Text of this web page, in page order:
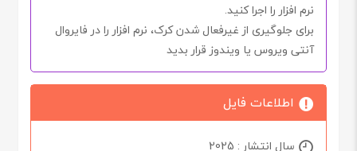
نرم افزار را اجرا کنید.
برای جلوگیری از غیرفعال شدنکرک، نرم افزار را در فایروال
آنتی ویروس یا ویندوز قرار بدید
اطلاعات فایل
سال انتشار : 2025